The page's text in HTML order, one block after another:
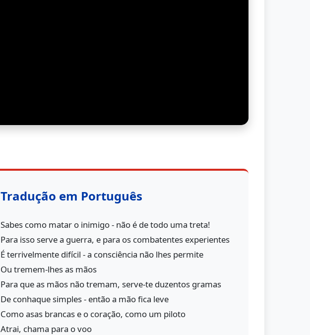
Tradução em Português
Sabes como matar o inimigo - não é de todo uma treta!
Para isso serve a guerra, e para os combatentes experientes
É terrivelmente difícil - a consciência não lhes permite
Ou tremem-lhes as mãos
Para que as mãos não tremam, serve-te duzentos gramas
De conhaque simples - então a mão fica leve
Como asas brancas e o coração, como um piloto
Atrai, chama para o voo